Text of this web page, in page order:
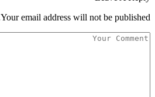
Your email address will not be published.